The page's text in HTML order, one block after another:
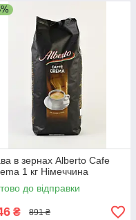
в зернах Alberto Cafe
1 кг Німеччина
до відправки
₴ 891 ₴